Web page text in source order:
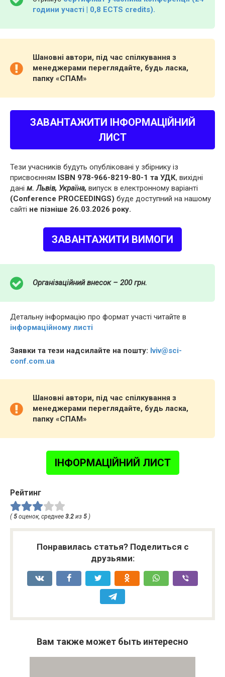
години участі | 0,8 ECTS credits).
Шановні автори, під час спілкування з
менеджерами переглядайте, будь ласка,
папку «СПАМ»
ЗАВАНТАЖИТИ ІНФОРМАЦІЙНИЙ
ЛИСТ
Тези учасників будуть опубліковані у збірнику із
присвоєнням ISBN 978-966-8219-80-1 та УДК, вихідні
дані м. Львів, Україна, випуск в електронному варіанті
(Conference PROCEEDINGS) буде доступний на нашому
сайті не пізніше 26.03.2026 року.
ЗАВАНТАЖИТИ ВИМОГИ
Організаційний внесок – 200 грн.
Детальну інформацію про формат участі читайте в
інформаційному листі
Заявки та тези надсилайте на пошту: lviv@sci-
conf.com.ua
Шановні автори, під час спілкування з
менеджерами переглядайте, будь ласка,
папку «СПАМ»
ІНФОРМАЦІЙНИЙ ЛИСТ
Рейтинг
( 5 оценок, среднее 3.2 из 5 )
Понравилась статья? Поделиться с
друзьями:
Вам также может быть интересно